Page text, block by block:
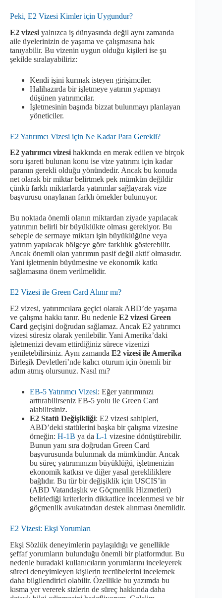
Peki, E2 Vizesi Kimler için Uygundur?
E2 vizesi yalnızca iş dünyasında değil aynı zamanda
aile üyelerinizin de yaşama ve çalışmasına hak
tanıyabilir. Bu vizenin uygun olduğu kişileri ise şu
şekilde sıralayabiliriz:
Kendi işini kurmak isteyen girişimciler.
Halihazırda bir işletmeye yatırım yapmayı
düşünen yatırımcılar.
İşletmesinin başında bizzat bulunmayı planlayan
yöneticiler.
E2 Yatırımcı Vizesi için Ne Kadar Para Gerekli?
E2 yatırımcı vizesi hakkında en merak edilen ve birçok
soru işareti bulunan konu ise vize yatırımı için kadar
paranın gerekli olduğu yönündedir. Ancak bu konuda
net olarak bir miktar belirtmek pek mümkün değildir
çünkü farklı miktarlarda yatırımlar sağlayarak vize
başvurusu onaylanan farklı örnekler bulunuyor.
Bu noktada önemli olanın miktardan ziyade yapılacak
yatırımın belirli bir büyüklükte olması gerekiyor. Bu
sebeple de sermaye miktarı işin büyüklüğüne veya
yatırım yapılacak bölgeye göre farklılık gösterebilir.
Ancak önemli olan yatırımın pasif değil aktif olmasıdır.
Yani işletmenin büyümesine ve ekonomik katkı
sağlamasına önem verilmelidir.
E2 Vizesi ile Green Card Alınır mı?
E2 vizesi, yatırımcılara geçici olarak ABD’de yaşama
ve çalışma hakkı tanır. Bu nedenle E2 vizesi Green
Card geçişini doğrudan sağlamaz. Ancak E2 yatırımcı
vizesi süresiz olarak yenilebilir. Yani Amerika’daki
işletmenizi devam ettirdiğiniz sürece vizenizi
yeniletebilirsiniz. Aynı zamanda E2 vizesi ile Amerika
Birleşik Devletleri’nde kalıcı oturum için önemli bir
adım atmış olursunuz. Nasıl mı?
EB-5 Yatırımcı Vizesi: Eğer yatırımınızı
arttırabilirseniz EB-5 yolu ile Green Card
alabilirsiniz.
E2 Statü Değişikliği: E2 vizesi sahipleri,
ABD’deki statülerini başka bir çalışma vizesine
örneğin: H-1B ya da L-1 vizesine dönüştürebilir.
Bunun yanı sıra doğrudan Green Card
başvurusunda bulunmak da mümkündür. Ancak
bu süreç yatırımınızın büyüklüğü, işletmenizin
ekonomik katkısı ve diğer yasal gerekliliklere
bağlıdır. Bu tür bir değişiklik için USCIS’in
(ABD Vatandaşlık ve Göçmenlik Hizmetleri)
belirlediği kriterlerin dikkatlice incelenmesi ve bir
göçmenlik avukatından destek alınması önemlidir.
E2 Vizesi: Ekşi Yorumları
Ekşi Sözlük deneyimlerin paylaşıldığı ve genellikle
şeffaf yorumların bulunduğu önemli bir platformdur. Bu
nedenle buradaki kullanıcıların yorumlarını inceleyerek
süreci deneyimleyen kişilerin tecrübelerini incelemek
daha bilgilendirici olabilir. Özellikle bu yazımda bu
kısma yer vererek sizlerin de süreç hakkında daha